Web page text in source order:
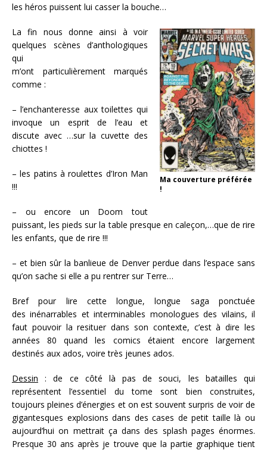
les héros puissent lui casser la bouche…
Ma couverture préférée
!
La fin nous donne ainsi à voir
quelques scènes d’anthologiques
qui
m’ont particulièrement marqués
comme :
– l’enchanteresse aux toilettes qui
invoque un esprit de l’eau et
discute avec …sur la cuvette des
chiottes !
– les patins à roulettes d’Iron Man
!!!
– ou encore un Doom tout
puissant, les pieds sur la table presque en caleçon,…que de rire
les enfants, que de rire !!!
– et bien sûr la banlieue de Denver perdue dans l’espace sans
qu’on sache si elle a pu rentrer sur Terre…
Bref pour lire cette longue, longue saga ponctuée
des inénarrables et interminables monologues des vilains, il
faut pouvoir la resituer dans son contexte, c’est à dire les
années 80 quand les comics étaient encore largement
destinés aux ados, voire très jeunes ados.
Dessin : de ce côté là pas de souci, les batailles qui
représentent l’essentiel du tome sont bien construites,
toujours pleines d’énergies et on est souvent surpris de voir de
gigantesques explosions dans des cases de petit taille là ou
aujourd’hui on mettrait ça dans des splash pages énormes.
Presque 30 ans après je trouve que la partie graphique tient